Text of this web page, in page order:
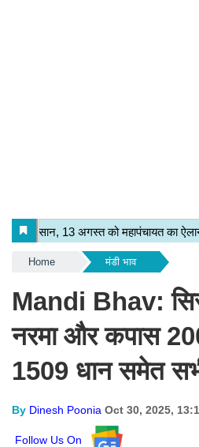
Home मंडी भाव
Mandi Bhav:
नरमा और कपास
1509 धान समेत
By Dinesh Poonia Oct 30, 2025,
Follow Us On